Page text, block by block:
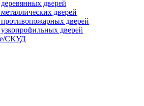
дверей
дверей
дверей
дверей
СКУД